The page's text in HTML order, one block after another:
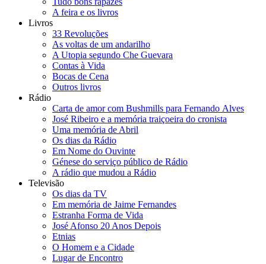
A feira e os livros
Livros
33 Revoluções
As voltas de um andarilho
A Utopia segundo Che Guevara
Contas à Vida
Bocas de Cena
Outros livros
Rádio
Carta de amor com Bushmills para Fernando Alves
José Ribeiro e a memória traiçoeira do cronista
Uma memória de Abril
Os dias da Rádio
Em Nome do Ouvinte
Génese do serviço público de Rádio
A rádio que mudou a Rádio
Televisão
Os dias da TV
Em memória de Jaime Fernandes
Estranha Forma de Vida
José Afonso 20 Anos Depois
Etnias
O Homem e a Cidade
Lugar de Encontro